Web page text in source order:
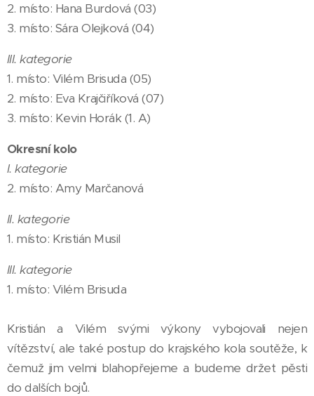
2. místo: Hana Burdová (03)
3. místo: Sára Olejková (04)
III. kategorie
1. místo: Vilém Brisuda (05)
2. místo: Eva Krajčiříková (07)
3. místo: Kevin Horák (1. A)
Okresní kolo
I. kategorie
2. místo: Amy Marčanová
II. kategorie
1. místo: Kristián Musil
III. kategorie
1. místo: Vilém Brisuda
Kristián a Vilém svými výkony vybojovali nejen
vítězství, ale také postup do krajského kola soutěže, k
čemuž jim velmi blahopřejeme a budeme držet pěsti
do dalších bojů.